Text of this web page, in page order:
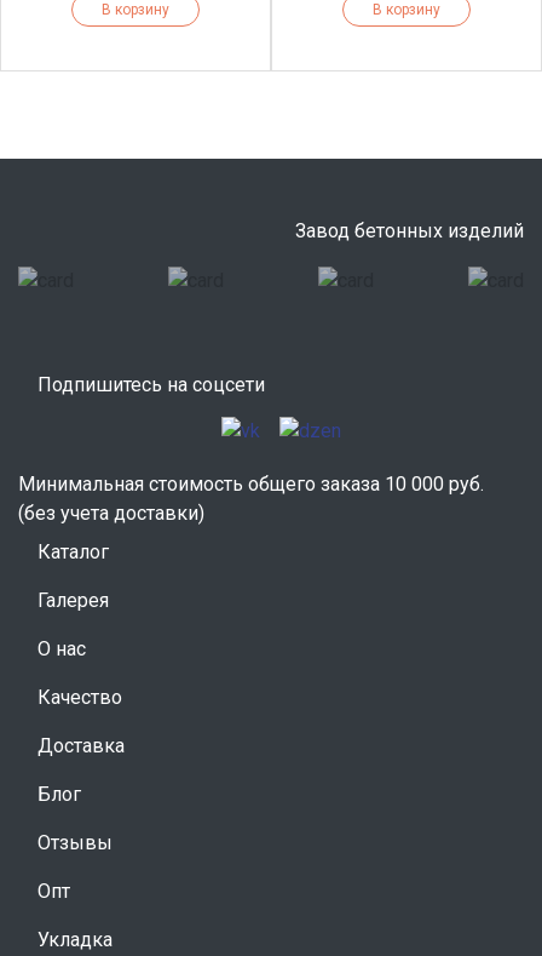
В корзину В корзину
Завод бетонных изделий
Подпишитесь на соцсети
Минимальная стоимость общего заказа 10 000 руб.
(без учета доставки)
Каталог
Галерея
О нас
Качество
Доставка
Блог
Отзывы
Опт
Укладка